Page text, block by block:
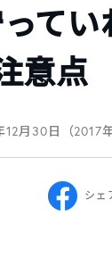
てい
意点
12月30日（2017
シェ